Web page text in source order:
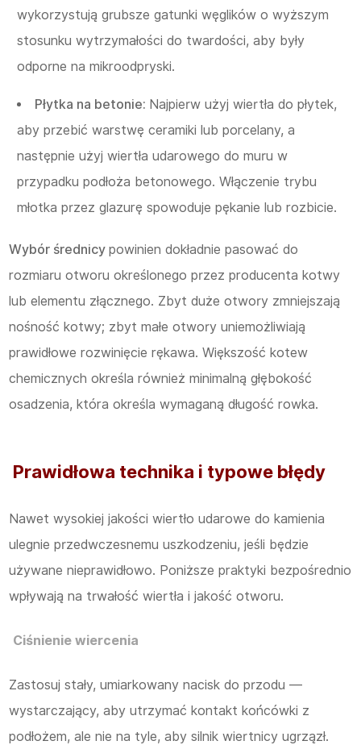
wykorzystują grubsze gatunki węglików o wyższym
stosunku wytrzymałości do twardości, aby były
odporne na mikroodpryski.
Płytka na betonie: Najpierw użyj wiertła do płytek,
aby przebić warstwę ceramiki lub porcelany, a
następnie użyj wiertła udarowego do muru w
przypadku podłoża betonowego. Włączenie trybu
młotka przez glazurę spowoduje pękanie lub rozbicie.
Wybór średnicypowinien dokładnie pasować do
rozmiaru otworu określonego przez producenta kotwy
lub elementu złącznego. Zbyt duże otwory zmniejszają
nośność kotwy; zbyt małe otwory uniemożliwiają
prawidłowe rozwinięcie rękawa. Większość kotew
chemicznych określa również minimalną głębokość
osadzenia, która określa wymaganą długość rowka.
Prawidłowa technika i typowe błędy
Nawet wysokiej jakości wiertło udarowe do kamienia
ulegnie przedwczesnemu uszkodzeniu, jeśli będzie
używane nieprawidłowo. Poniższe praktyki bezpośrednio
wpływają na trwałość wiertła i jakość otworu.
Ciśnienie wiercenia
Zastosuj stały, umiarkowany nacisk do przodu —
wystarczający, aby utrzymać kontakt końcówki z
podłożem, ale nie na tyle, aby silnik wiertnicy ugrzązł.